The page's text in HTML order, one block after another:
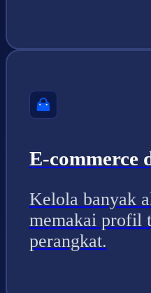
E-commerce
Kelola banyak
memakai profil
perangkat.